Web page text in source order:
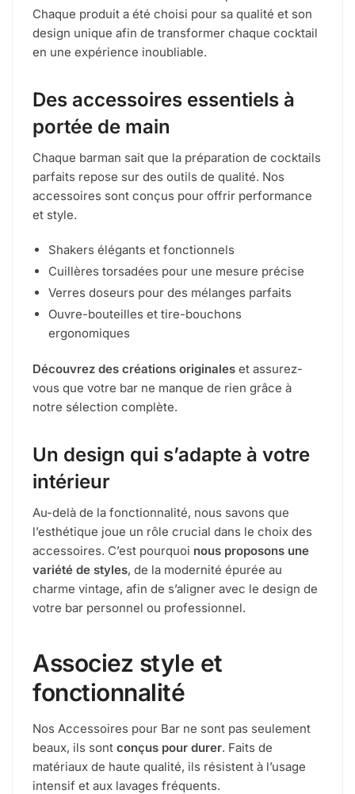
Chaque produit a été choisi pour sa qualité et son
design unique afin de transformer chaque cocktail
en une expérience inoubliable.
Des accessoires essentiels à
portée de main
Chaque barman sait que la préparation de cocktails
parfaits repose sur des outils de qualité. Nos
accessoires sont conçus pour offrir performance
et style.
Shakers élégants et fonctionnels
Cuillères torsadées pour une mesure précise
Verres doseurs pour des mélanges parfaits
Ouvre-bouteilles et tire-bouchons
ergonomiques
Découvrez des créations originales et assurez-
vous que votre bar ne manque de rien grâce à
notre sélection complète.
Un design qui s’adapte à votre
intérieur
Au-delà de la fonctionnalité, nous savons que
l’esthétique joue un rôle crucial dans le choix des
accessoires. C’est pourquoi nous proposons une
variété de styles, de la modernité épurée au
charme vintage, afin de s’aligner avec le design de
votre bar personnel ou professionnel.
Associez style et
fonctionnalité
Nos Accessoires pour Bar ne sont pas seulement
beaux, ils sont conçus pour durer. Faits de
matériaux de haute qualité, ils résistent à l’usage
intensif et aux lavages fréquents.